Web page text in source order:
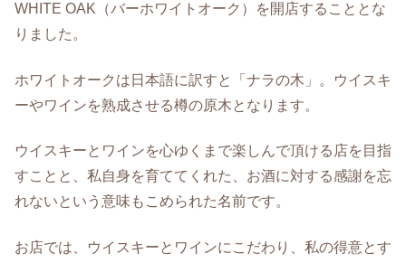
WHITE OAK（バーホワイトオーク）を開店することとな
りました。
ホワイトオークは日本語に訳すと「ナラの木」。ウイスキ
ーやワインを熟成させる樽の原木となります。
ウイスキーとワインを心ゆくまで楽しんで頂ける店を目指
すことと、私自身を育ててくれた、お酒に対する感謝を忘
れないという意味もこめられた名前です。
お店では、ウイスキーとワインにこだわり、私の得意とす